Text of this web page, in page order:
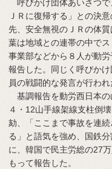
呼びかけ団体あいさつで
ＪＲに復帰する」との決
先、安全無視のＪＲの体
葉は地域との連帯の中で
事業部などから８人が動
報告した。同じく呼びか
員の戦闘的な発言が行われ
基調報告を動労西日本の
４・12山手線架線支柱倒
劾、「ここまで事故を連
る」と語気を強め、国鉄
に、韓国で民主労総の27
もって報告した。